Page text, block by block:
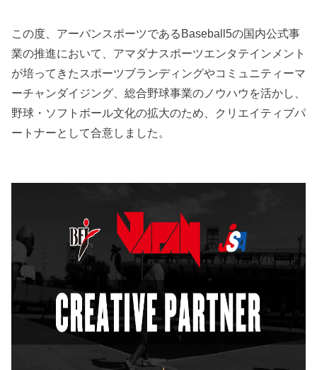
この度、アーバンスポーツであるBaseball5の国内公式事
業の推進において、アマダナスポーツエンタテインメント
が培ってきたスポーツブランディングやコミュニティーマ
ーチャンダイジング、総合野球事業のノウハウを活かし、
野球・ソフトボール文化の拡大のため、クリエイティブパ
ートナーとして合意しました。